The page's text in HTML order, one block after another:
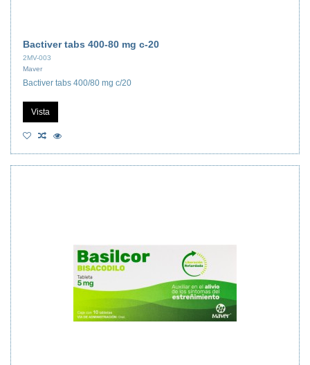
Bactiver tabs 400-80 mg c-20
2MV-003
Maver
Bactiver tabs 400/80 mg c/20
Vista